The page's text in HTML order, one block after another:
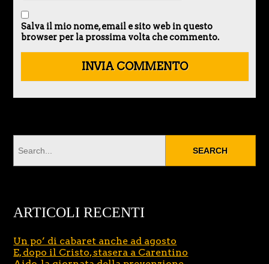
Salva il mio nome, email e sito web in questo
browser per la prossima volta che commento.
ARTICOLI RECENTI
Un po’ di cabaret anche ad agosto
E, dopo il Cristo, stasera a Carentino